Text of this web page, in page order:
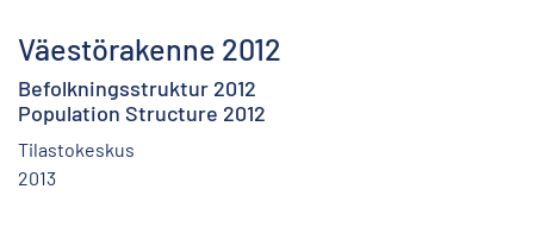
Väestörakenne 2012
Befolkningsstruktur 2012
Population Structure 2012
Tilastokeskus
2013